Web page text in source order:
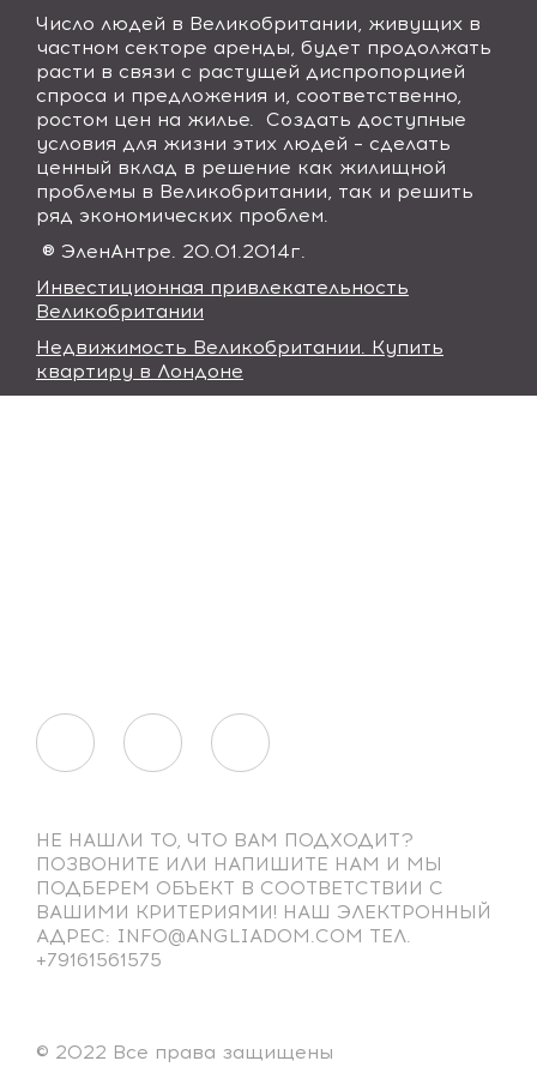
Число людей в Великобритании, живущих в
частном секторе аренды, будет продолжать
расти в связи с растущей диспропорцией
спроса и предложения и, соответственно,
ростом цен на жилье. Создать доступные
условия для жизни этих людей – сделать
ценный вклад в решение как жилищной
проблемы в Великобритании, так и решить
ряд экономических проблем.
® ЭленАнтре. 20.01.2014г.
Инвестиционная привлекательность
Великобритании
Недвижимость Великобритании. Купить
квартиру в Лондоне
НЕ НАШЛИ ТО, ЧТО ВАМ ПОДХОДИТ?
ПОЗВОНИТЕ ИЛИ НАПИШИТЕ НАМ И МЫ
ПОДБЕРЕМ ОБЪЕКТ В СООТВЕТСТВИИ С
ВАШИМИ КРИТЕРИЯМИ! НАШ ЭЛЕКТРОННЫЙ
АДРЕС: INFO@ANGLIADOM.COM ТЕЛ.
+79161561575
© 2022 Все права защищены